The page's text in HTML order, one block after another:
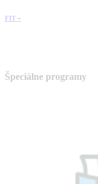
FIT +
Špeciálne programy